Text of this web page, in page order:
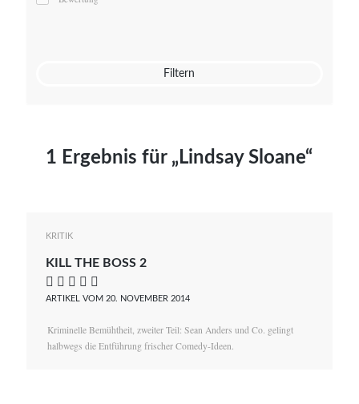
Mato von Vogelstein
Filtern
1 Ergebnis für „Lindsay Sloane“
KRITIK
KILL THE BOSS 2
    
ARTIKEL VOM 20. NOVEMBER 2014
Kriminelle Bemühtheit, zweiter Teil: Sean Anders und Co. gelingt
halbwegs die Entführung frischer Comedy-Ideen.